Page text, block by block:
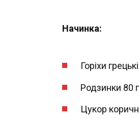
Начинка:
Горіхи
Родзинки 80
Цукор